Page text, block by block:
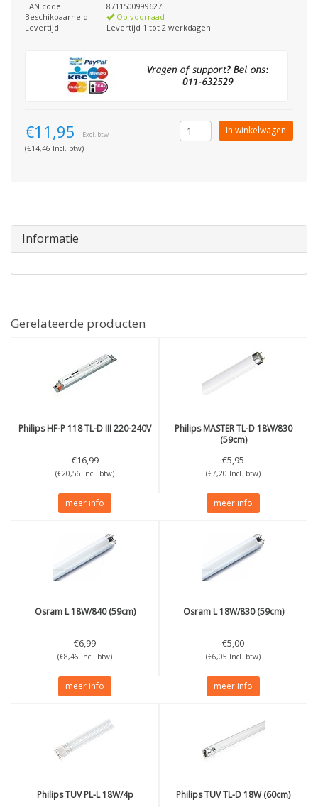
EAN code:
8711500999627
Beschikbaarheid:
Op voorraad
Levertijd:
Levertijd 1 tot 2 werkdagen
€11,95 Excl. btw
(€14,46 Incl. btw)
In winkelwagen
Informatie
Gerelateerde producten
PhilipsHF-P 118 TL-D III 220-240V
€16,99
(€20,56 Incl. btw)
meer info
PhilipsMASTER TL-D 18W/830
(59cm)
€5,95
(€7,20 Incl. btw)
meer info
OsramL 18W/840 (59cm)
€6,99
(€8,46 Incl. btw)
meer info
OsramL 18W/830 (59cm)
€5,00
(€6,05 Incl. btw)
meer info
PhilipsTUV PL-L 18W/4p PhilipsTUV TL-D 18W (60cm)